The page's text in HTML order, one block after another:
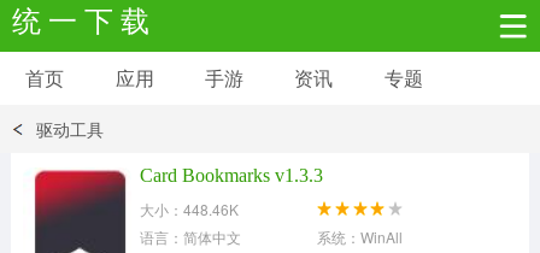
统 一 下 载
安卓应用 安卓游戏
首页 应用 手游 资讯 专题
驱动工具
Card Bookmarks v1.3.3
大小：448.46K
语言：简体中文
系统：WinAll